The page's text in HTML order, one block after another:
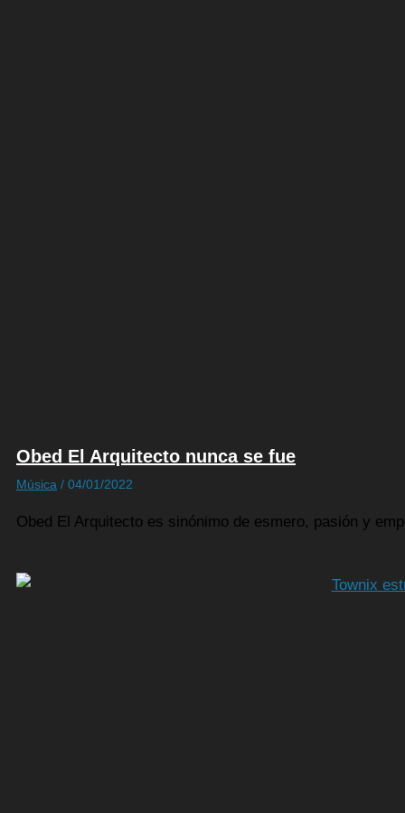
Obed El Arquitecto nunca se fue
Música / 04/01/2022
Obed El Arquitecto es sinónimo de esmero, pasión y